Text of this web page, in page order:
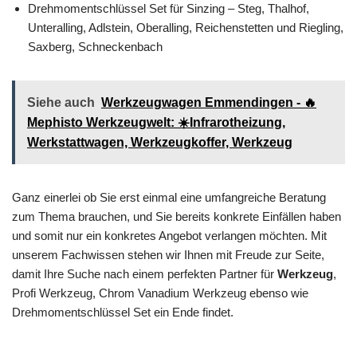
Drehmomentschlüssel Set für Sinzing – Steg, Thalhof,
Unteralling, Adlstein, Oberalling, Reichenstetten und Riegling,
Saxberg, Schneckenbach
Siehe auch Werkzeugwagen Emmendingen - 🔥
Mephisto Werkzeugwelt: ☀️Infrarotheizung,
Werkstattwagen, Werkzeugkoffer, Werkzeug
Ganz einerlei ob Sie erst einmal eine umfangreiche Beratung
zum Thema brauchen, und Sie bereits konkrete Einfällen haben
und somit nur ein konkretes Angebot verlangen möchten. Mit
unserem Fachwissen stehen wir Ihnen mit Freude zur Seite,
damit Ihre Suche nach einem perfekten Partner für Werkzeug,
Profi Werkzeug, Chrom Vanadium Werkzeug ebenso wie
Drehmomentschlüssel Set ein Ende findet.